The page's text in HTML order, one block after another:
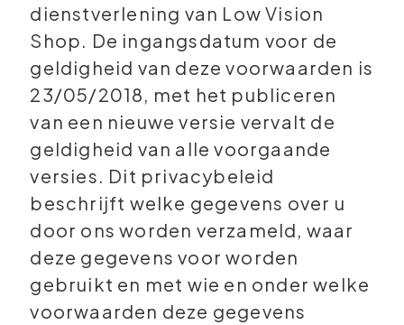
dienstverlening van Low Vision
Shop. De ingangsdatum voor de
geldigheid van deze voorwaarden is
23/05/2018, met het publiceren
van een nieuwe versie vervalt de
geldigheid van alle voorgaande
versies. Dit privacybeleid
beschrijft welke gegevens over u
door ons worden verzameld, waar
deze gegevens voor worden
gebruikt en met wie en onder welke
voorwaarden deze gegevens